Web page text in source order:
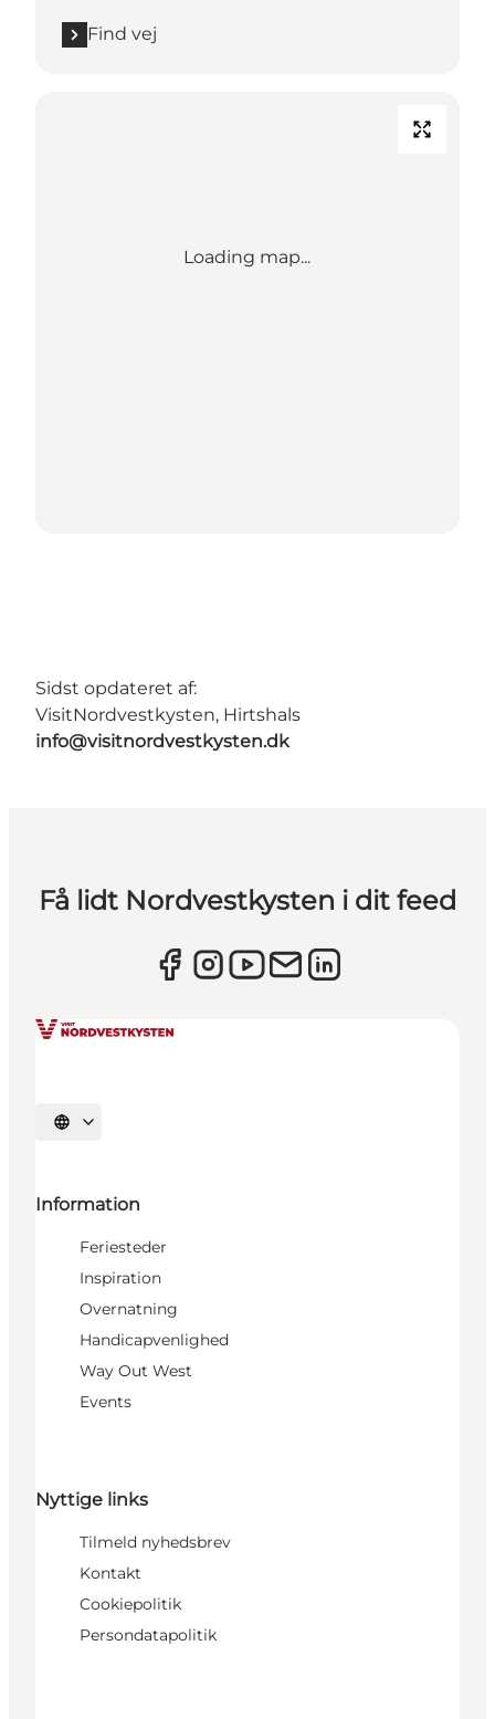
Find vej
Loading map...
Sidst opdateret af:
VisitNordvestkysten, Hirtshals
info@visitnordvestkysten.dk
Få lidt Nordvestkysten i dit feed
Vælg sprog
Information
Feriesteder
Inspiration
Overnatning
Handicapvenlighed
Way Out West
Events
Nyttige links
Tilmeld nyhedsbrev
Kontakt
Cookiepolitik
Persondatapolitik